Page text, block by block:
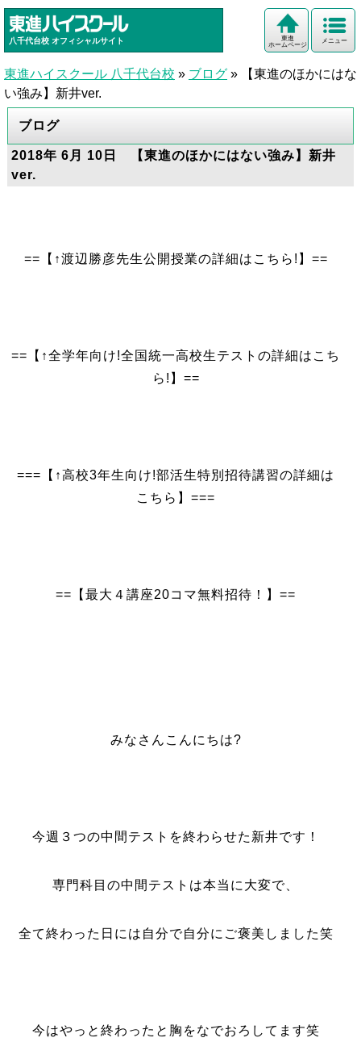
八千代台校 オフィシャルサイト メニュー
東進
ホームページ
東進ハイスクール 八千代台校 » ブログ »
【東進のほかにはな
い強み】新井ver.
ブログ
2018年 6月 10日 【東進のほかにはない強み】新井
ver.
==【↑渡辺勝彦先生公開授業の詳細はこちら!】==
==【↑全学年向け!全国統一高校生テストの詳細はこち
ら!】==
===【↑高校3年生向け!部活生特別招待講習の詳細は
こちら】===
==【最大４講座20コマ無料招待！】==
みなさんこんにちは?
今週３つの中間テストを終わらせた新井です！
専門科目の中間テストは本当に大変で、
全て終わった日には自分で自分にご褒美しました笑
今はやっと終わったと胸をなでおろしてます笑